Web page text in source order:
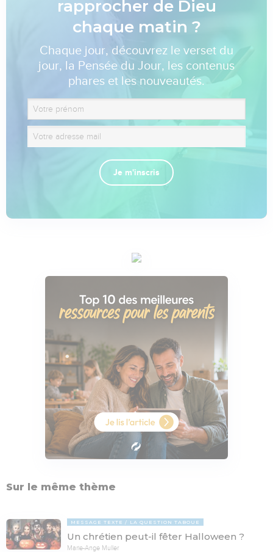
rapprocher de Dieu
chaque matin ?
Chaque jour, découvrez le verset du
jour, la Pensée du Jour, les contenus
phares et les nouveautés.
Je m'inscris
Sur le même thème
MESSAGE TEXTE LA QUESTION TABOUE
Un chrétien peut-il fêter Halloween ?
Marie-Ange Muller